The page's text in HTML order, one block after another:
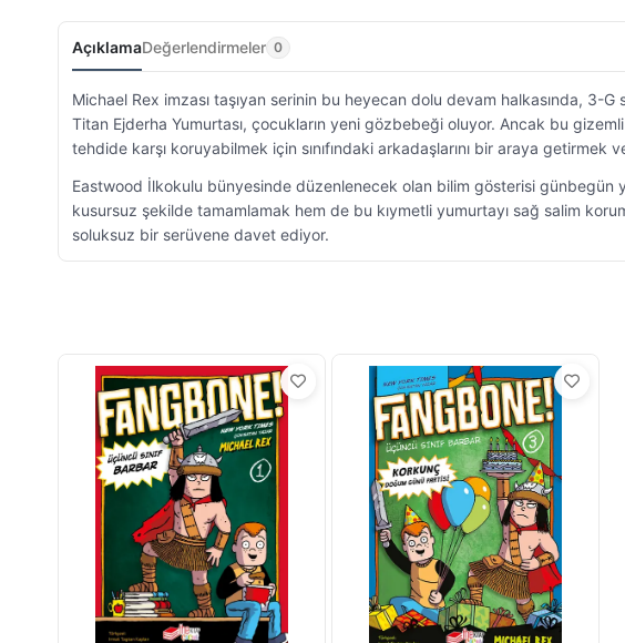
AçıklamaDeğerlendirmeler 0
Michael Rex imzası taşıyan serinin bu heyecan dolu devam halkasında, 3-
Titan Ejderha Yumurtası, çocukların yeni gözbebeği oluyor. Ancak bu
tehdide karşı koruyabilmek için sınıfındaki arkadaşlarını bir araya getirmek
Eastwood İlkokulu bünyesinde düzenlenecek olan bilim gösterisi günbegün
kusursuz şekilde tamamlamak hem de bu kıymetli yumurtayı sağ salim
soluksuz bir serüvene davet ediyor.